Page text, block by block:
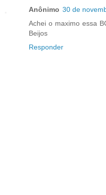
Anônimo 30 de
Achei o maximo essa
Beijos
Responder